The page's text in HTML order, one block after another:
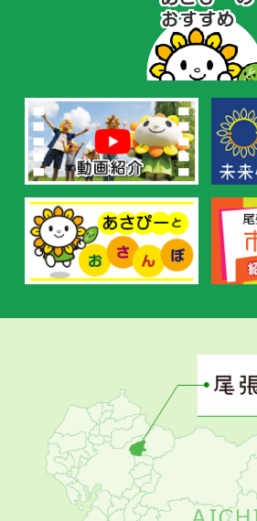
の
お
す
め